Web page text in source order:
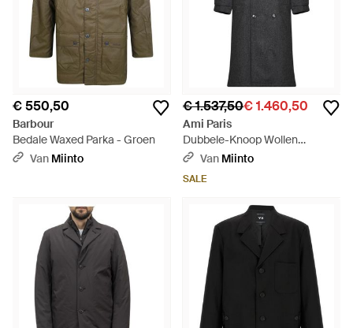
€ 550,50
Barbour
Bedale Waxed Parka - Groen
Van Miinto
€ 1.537,50€ 1.460,50
Ami Paris
Dubbele-Knoop Wollen
Trenchcoat - Zwart
Van Miinto
SALE